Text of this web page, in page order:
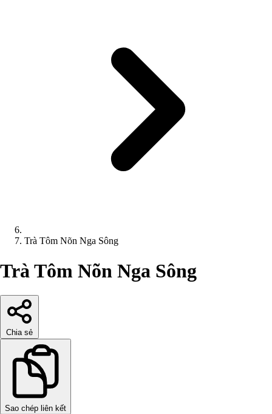
Trà Tôm Nõn Nga Sông
Trà Tôm Nõn Nga Sông
Chia sẻ
Sao chép liên kết